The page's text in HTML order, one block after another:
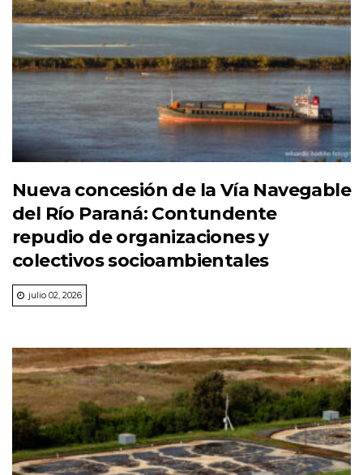
Nueva concesión de la Vía Navegable
del Río Paraná: Contundente
repudio de organizaciones y
colectivos socioambientales
julio 02, 2026